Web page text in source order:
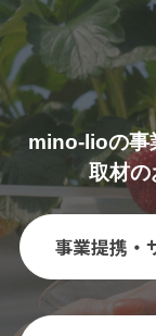
mino-lioの事
取材の
事業提携・